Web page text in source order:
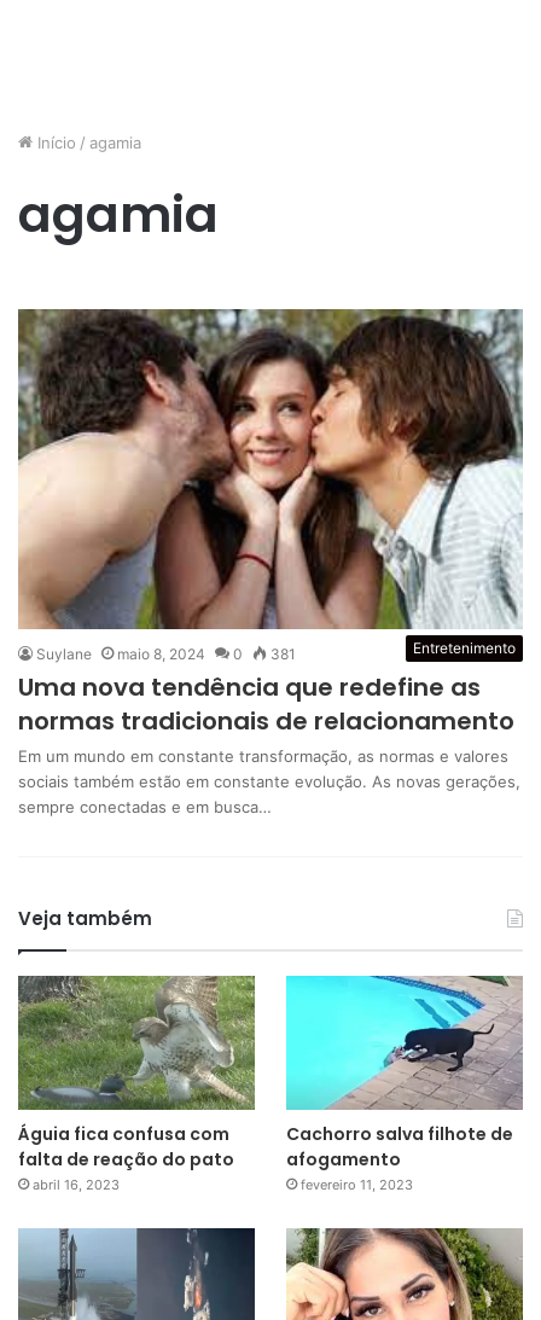
Início / agamia
agamia
Entretenimento
Suylane maio 8, 2024 0 381
Uma nova tendência que redefine as
normas tradicionais de relacionamento
Em um mundo em constante transformação, as normas e valores
sociais também estão em constante evolução. As novas gerações,
sempre conectadas e em busca…
Veja também
Águia fica confusa com
falta de reação do pato
abril 16, 2023
Cachorro salva filhote de
afogamento
fevereiro 11, 2023